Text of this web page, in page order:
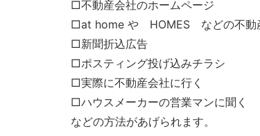
□不動産会社のホームページ
□at home や HOMES などの不動
□新聞折込広告
□ポスティング投げ込みチラシ
□実際に不動産会社に行く
□ハウスメーカーの営業マンに聞く
などの方法があげられます。